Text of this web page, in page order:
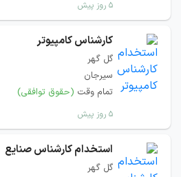
۵ روز پیش
کارشناس کامپیوتر
گل گهر
سیرجان
تمام وقت (حقوق توافقی)
۵ روز پیش
استخدام کارشناس صنایع
گل گهر